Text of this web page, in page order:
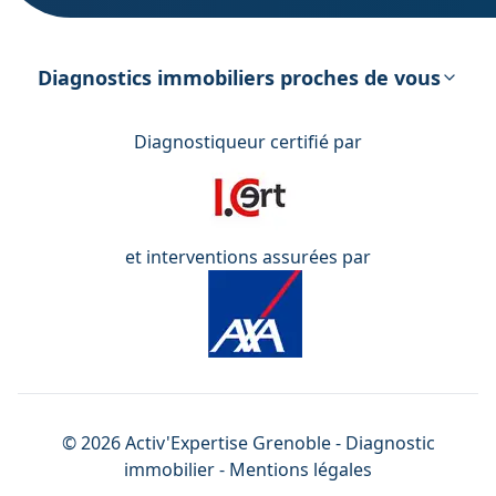
énergétique
Diagnostics immobiliers proches de vous
Diagnostiqueur certifié par
et interventions assurées par
©2026Activ'Expertise Grenoble- Diagnostic
immobilier - Mentions légales